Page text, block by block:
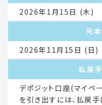
2026年1月15日 (木)
元
2026年11月15日 (日)
払戻
デポジット口座(マイペ
を引き出すには、払戻